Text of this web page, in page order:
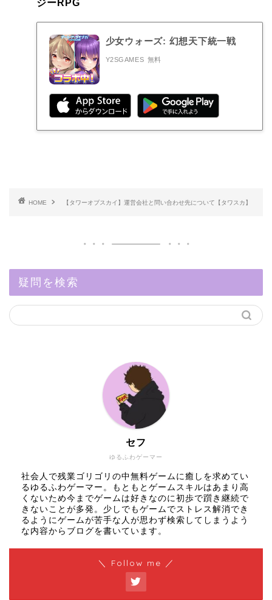
ジーRPG
少女ウォーズ: 幻想天下統一戦
Y2SGAMES 無料
HOME 【タワーオブスカイ】運営会社と問い合わせ先について【タワスカ】
疑問を検索
ゆるふわゲーマー
セフ
社会人で残業ゴリゴリの中無料ゲームに癒しを求めてい
るゆるふわゲーマー。もともとゲームスキルはあまり高
くないため今までゲームは好きなのに初歩で躓き継続で
きないことが多発。少しでもゲームでストレス解消でき
るようにゲームが苦手な人が思わず検索してしまうよう
な内容からブログを書いています。
＼ Follow me ／